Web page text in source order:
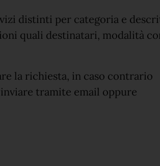
distinti per categoria e
quali destinatari, modalità
la richiesta, in caso contrario
tramite email oppure